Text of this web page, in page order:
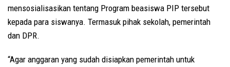
mensosialisasikan tentang Program beasiswa PIP tersebut
kepada para siswanya. Termasuk pihak sekolah, pemerintah
dan DPR.
“Agar anggaran yang sudah disiapkan pemerintah untuk